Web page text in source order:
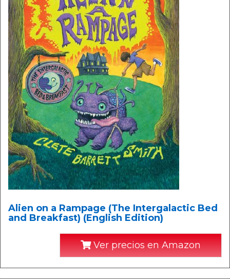
Alien on a Rampage (The Intergalactic Bed
and Breakfast) (English Edition)
Ver precios en Amazon